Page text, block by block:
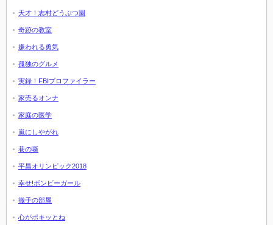
天才！志村どうぶつ園
奇跡の教室
嫌われる勇気
孤独のグルメ
実録！FBIプロファイラー
家売るオンナ
家庭の医学
嵐にしやがれ
巷の噺
平昌オリンピック2018
幸せ!ボンビーガール
徹子の部屋
心がポキッとね